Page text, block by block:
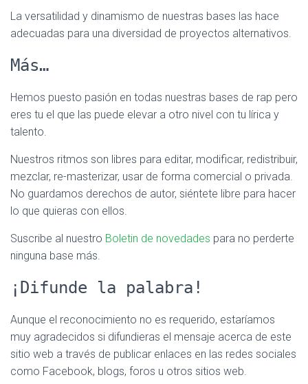
La versatilidad y dinamismo de nuestras bases las hace
adecuadas para una diversidad de proyectos alternativos.
Más…
Hemos puesto pasión en todas nuestras bases de rap pero
eres tu el que las puede elevar a otro nivel con tu lírica y
talento.
Nuestros ritmos son libres para editar, modificar, redistribuir,
mezclar, re-masterizar, usar de forma comercial o privada.
No guardamos derechos de autor, siéntete libre para hacer
lo que quieras con ellos.
Suscribe al nuestro Boletin de novedades para no perderte
ninguna base más.
¡Difunde la palabra!
Aunque el reconocimiento no es requerido, estaríamos
muy agradecidos si difundieras el mensaje acerca de este
sitio web a través de publicar enlaces en las redes sociales
como Facebook, blogs, foros u otros sitios web.